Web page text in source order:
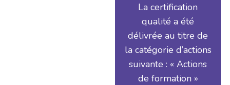
La certification
qualité a été
délivrée au titre de
la catégorie d’actions
suivante : « Actions
de formation »